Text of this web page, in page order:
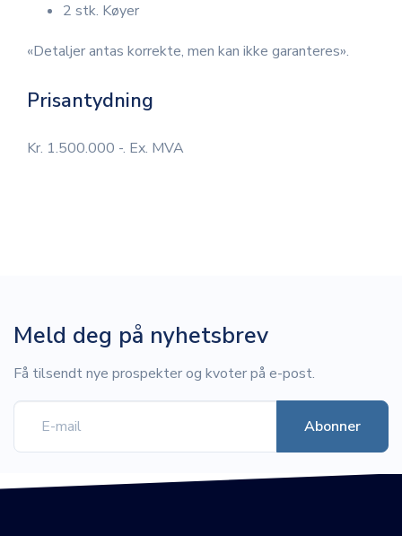
2 stk. Køyer
«Detaljer antas korrekte, men kan ikke garanteres».
Prisantydning
Kr. 1.500.000 -. Ex. MVA
Meld deg på nyhetsbrev
Få tilsendt nye prospekter og kvoter på e-post.